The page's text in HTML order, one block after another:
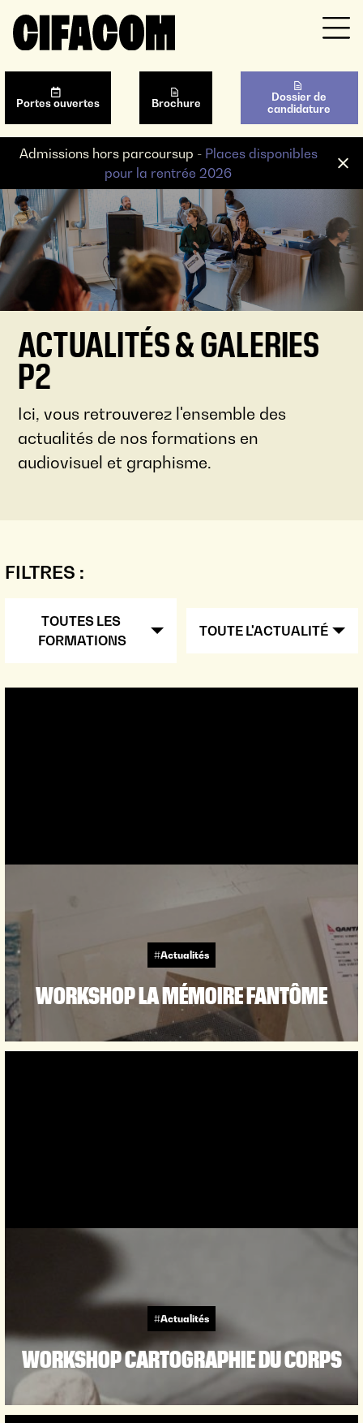
Admissions hors parcoursup - Places disponibles
pour la rentrée 2026
ACTUALITÉS & GALERIES
P2
Ici, vous retrouverez l'ensemble des
actualités de nos formations en
audiovisuel et graphisme.
FILTRES :
TOUTES LES
FORMATIONS
TOUTE L'ACTUALITÉ
#Actualités
WORKSHOP LA MÉMOIRE FANTÔME
#Actualités
WORKSHOP CARTOGRAPHIE DU CORPS
Portes ouvertes Brochure
Dossier de
candidature